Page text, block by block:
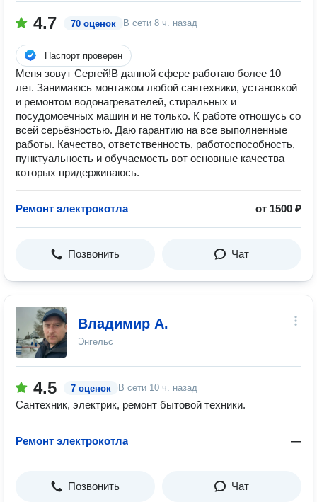
4.7 70 оценок В сети 8 ч. назад
Паспорт проверен
Меня зовут Сергей!В данной сфере работаю более 10
лет. Занимаюсь монтажом любой сантехники, установкой
и ремонтом водонагревателей, стиральных и
посудомоечных машин и не только. К работе отношусь со
всей серьёзностью. Даю гарантию на все выполненные
работы. Качество, ответственность, работоспособность,
пунктуальность и обучаемость вот основные качества
которых придерживаюсь.
Ремонт электрокотла от 1500 ₽
Позвонить Чат
Владимир А.
Энгельс
4.5 7 оценок В сети 10 ч. назад
Сантехник, электрик, ремонт бытовой техники.
Ремонт электрокотла —
Позвонить Чат